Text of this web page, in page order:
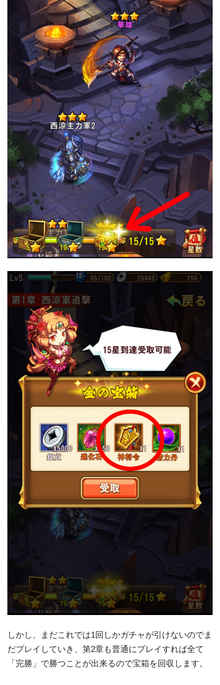
しかし、まだこれでは1回しかガチャが引けないのでま
だプレイしていき、第2章も普通にプレイすれば全て
「完勝」で勝つことが出来るので宝箱を回収します。